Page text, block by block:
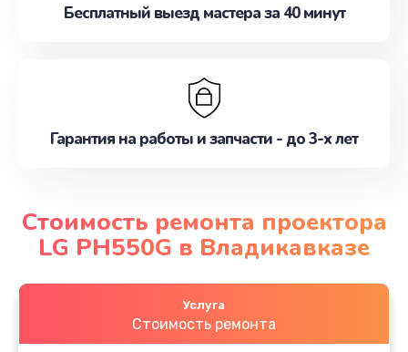
Бесплатный выезд мастера за 40 минут
Гарантия на работы и запчасти - до 3-х лет
Стоимость ремонта проектора
LG PH550G в Владикавказе
Услуга
Стоимость ремонта